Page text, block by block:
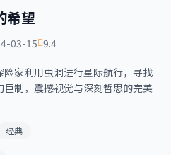
希望
03-15 9.4
家利用虫洞进行星际航行，寻找
制，震撼视觉与深刻哲思的完美
经典